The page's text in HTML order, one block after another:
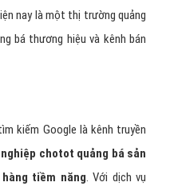
nay là một thị trường quảng
bá thương hiệu và kênh bán
kiếm Google là kênh truyền
chotot quảng bá sản
tiềm năng. Với dịch vụ